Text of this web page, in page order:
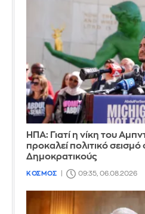
ΗΠΑ: Γιατί η νίκη του
προκαλεί πολιτικό σεισμό
Δημοκρατικούς
ΚΟΣΜΟΣ 09:35, 06.08.2026